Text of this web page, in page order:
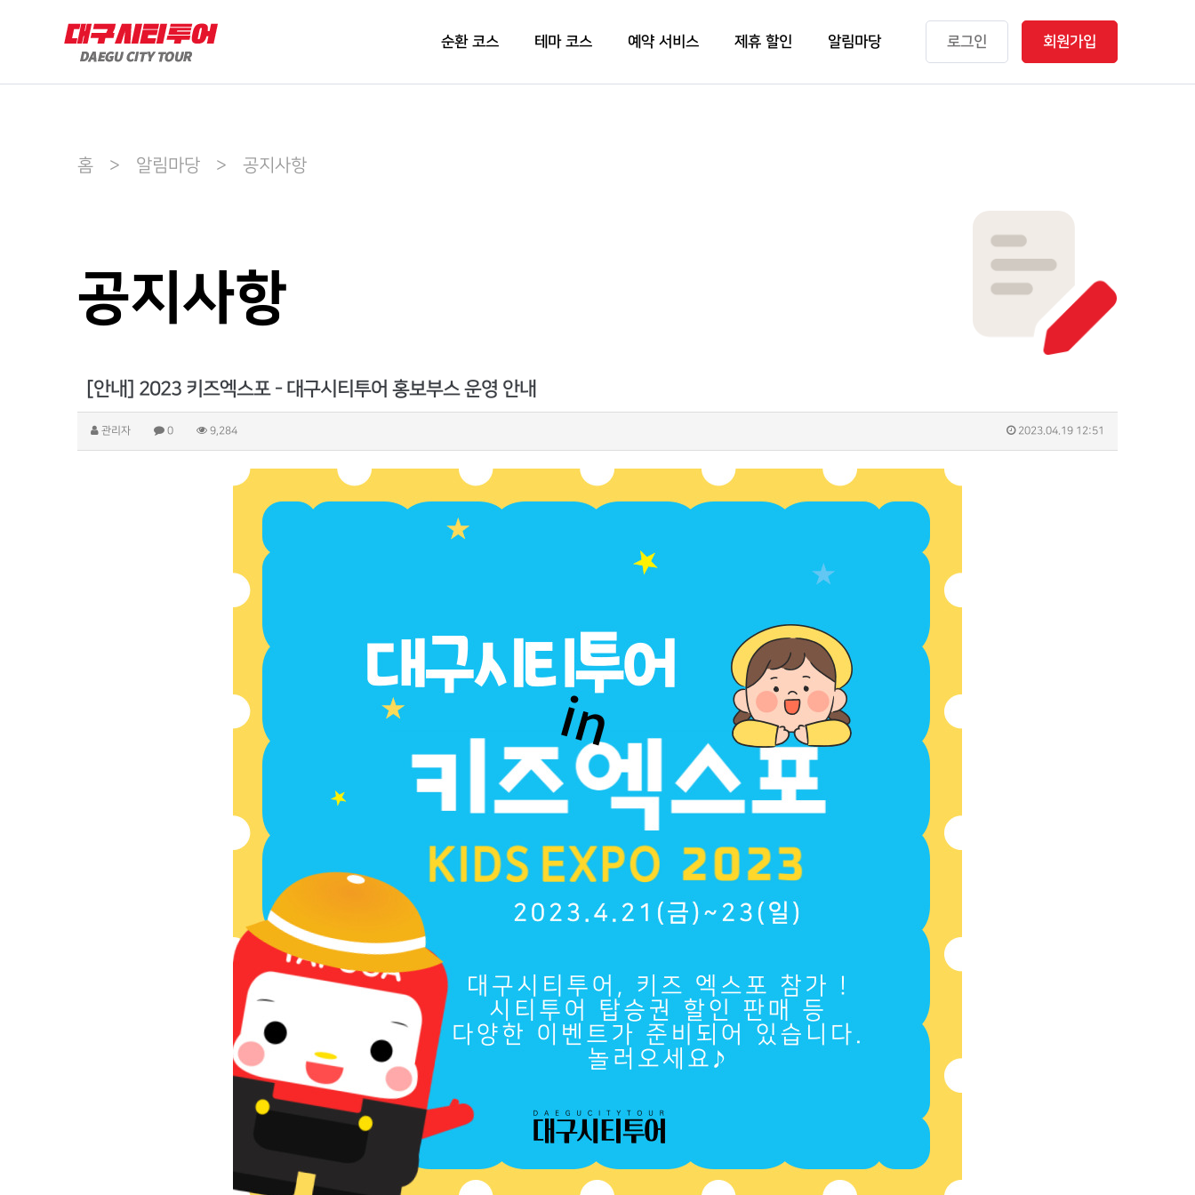
순환 코스 테마 코스 예약 서비스 제휴 할인 알림마당 로그인 회원가입
홈 > 알림마당 > 공지사항
공지사항
[안내] 2023 키즈엑스포 - 대구시티투어 홍보부스 운영 안내
관리자 0 9,284 2023.04.19 12:51